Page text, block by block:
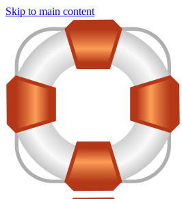
Skip to main content